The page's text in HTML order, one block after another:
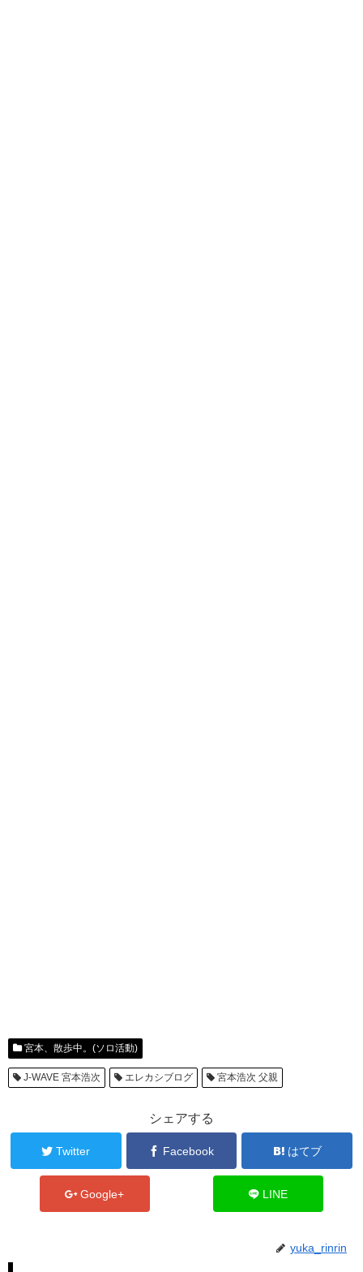
宮本、散歩中。(ソロ活動)
J-WAVE 宮本浩次 エレカシブログ 宮本浩次 父親
シェアする
Twitter Facebook はてブ
Google+ LINE
yuka_rinrin